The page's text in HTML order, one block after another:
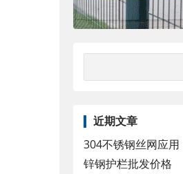
近期文章
304不锈钢丝网应用
锌钢护栏批发价格